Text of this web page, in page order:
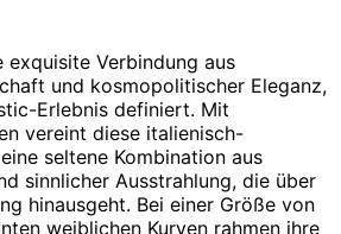
Verbindung aus
und kosmopolitischer Eleganz,
Erlebnis definiert. Mit
vereint diese italienisch-
seltene Kombination aus
sinnlicher Ausstrahlung, die über
hinausgeht. Bei einer Größe von
weiblichen Kurven rahmen ihre